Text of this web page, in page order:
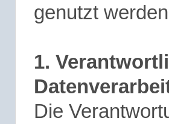
genutzt
1.
Die